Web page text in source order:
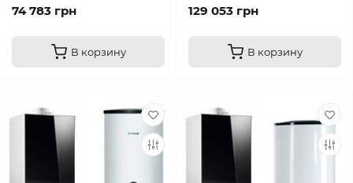
74 783 грн
В корзину
129 053 грн
В корзину